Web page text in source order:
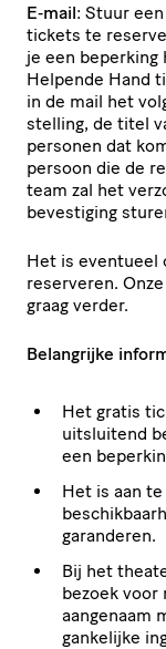
E‑mail: Stuur
tickets te
je een beperking
Helpende Hand
in de mail het
stel­ling, de titel
personen dat
persoon die de
team zal het
bevestiging
Het is eventueel
reserveren.
graag verder.
Belangrijke
Het gratis
uitsluitend
een
Het is aan
garanderen.
Bij het
bezoek voor
aangenaam
gan­ke­lijke